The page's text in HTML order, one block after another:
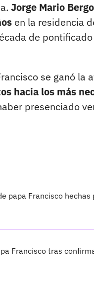
Jorge Mario
en la residencia
de
se ganó la
hacia los más
presenciado
papa Francisco
Francisco tras